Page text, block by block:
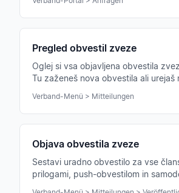
Pregled obvestil zveze
Oglej si vsa objavljena obvestila
Tu zaženeš nova obvestila ali urejaš
Verband-Menü > Mitteilungen
Objava obvestila zveze
Sestavi uradno obvestilo za vse
prilogami, push-obvestilom in